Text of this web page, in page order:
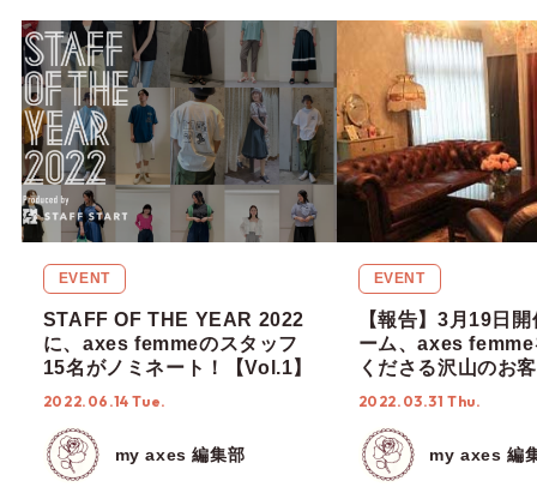
EVENT
STAFF OF THE YEAR 2022
に、axes femmeのスタッフ
15名がノミネート！【Vol.1】
2022.06.14 Tue.
my axes 編集部
EVENT
【報告】3月19日
ーム、axes femme
くださる沢山のお
っていただきまし
2022.03.31 Thu.
my axes 編